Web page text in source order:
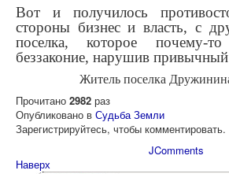
Вот и получилось
стороны бизнес и власть, с
поселка, которое почему-
беззаконие, нарушив
Житель поселка
Прочитано 2982 раз
Опубликовано в Судьба Земли
Зарегистрируйтесь, чтобы комментировать.
JComments
Наверх